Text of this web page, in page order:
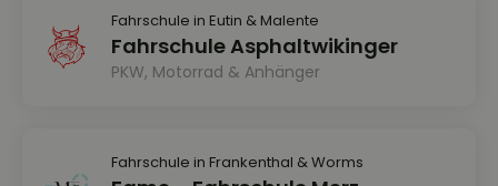
Fahrschule in Eutin & Malente
Fahrschule Asphaltwikinger
PKW, Motorrad & Anhänger
Fahrschule in Frankenthal & Worms